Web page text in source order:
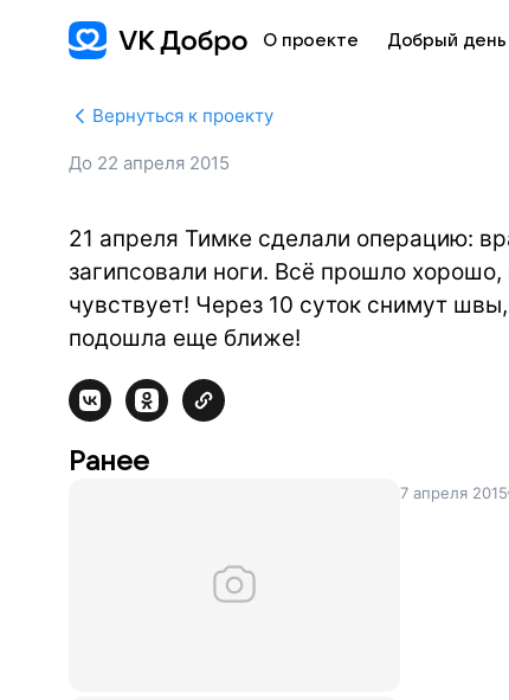
О проекте Добрый день
Вернуться к проекту
До 22 апреля 2015
21 апреля Тимке сделали операцию:
загипсовали ноги. Всё прошло
чувствует! Через 10 суток снимут
подошла еще ближе!
Ранее
7 апреля 2015